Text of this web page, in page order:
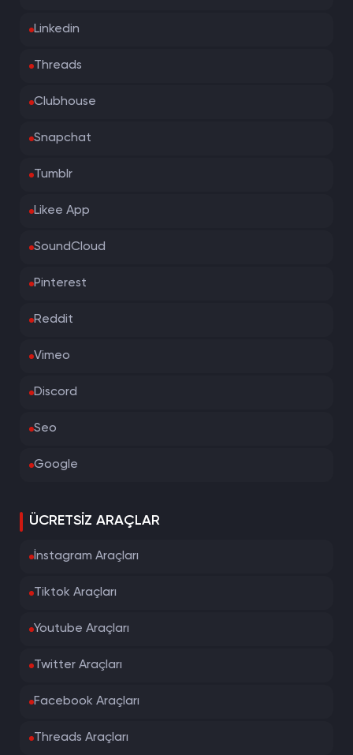
Linkedin
Threads
Clubhouse
Snapchat
Tumblr
Likee App
SoundCloud
Pinterest
Reddit
Vimeo
Discord
Seo
Google
ÜCRETSIZ ARAÇLAR
İnstagram Araçları
Tiktok Araçları
Youtube Araçları
Twitter Araçları
Facebook Araçları
Threads Araçları